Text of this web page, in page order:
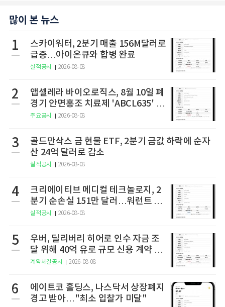
많이 본 뉴스
1
스카이워터, 2분기 매출 156M달러로
급증…아이온큐와 합병 완료
실적공시 2026-08-08
2
앱셀레라 바이오로직스, 8월 10일 폐
경기 안면홍조 치료제 'ABCL635' 임
상 2상 결과 발표
주요공시 2026-08-08
3
골드만삭스 금 현물 ETF, 2분기 금값 하락에 순자
산 24억 달러로 감소
실적공시 2026-08-08
4
크리에이티브 메디컬 테크놀로지, 2
분기 순손실 151만 달러…워런트 행
사로 446만 달러 조달
실적공시 2026-08-08
5
우버, 딜리버리 히어로 인수 자금 조
달 위해 40억 유로 규모 신용 계약 체
결
계약체결공시 2026-08-08
6
에이트코 홀딩스, 나스닥서 상장폐지
경고 받아…"최소 입찰가 미달"